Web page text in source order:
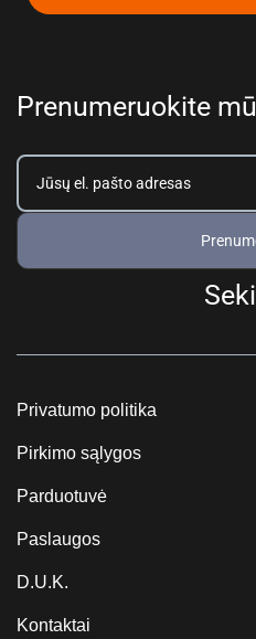
Prenumeruokite
Privatumo politika
Pirkimo sąlygos
Parduotuvė
Paslaugos
D.U.K.
Kontaktai